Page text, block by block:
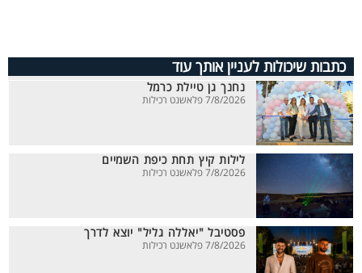
כתבות שיכולות לעניין אותך עוד
נחנך גן טיילת כרמל
7/8/2026 פלאשנט רכילות
לילות קיץ תחת כיפת השמיים
7/8/2026 פלאשנט רכילות
פסטיבל "יאללה גליל" יוצא לדרך
7/8/2026 פלאשנט רכילות